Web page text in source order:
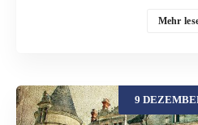
Weihnachtsprogramme an. In diesem
Geistergeschichten und kleine
Winter zwischen Fels und Wasser Die
Schlössern: Entlang der Seen, in den
Mehr
9